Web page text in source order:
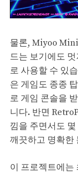
물론, Miyoo
드는 보기에도
로 사용할 수 있
은 게임도 종종
로 게임 콘솔을
니다. 반면
낌을 주면서도
깨끗하고 명확한
이 프로젝트에는